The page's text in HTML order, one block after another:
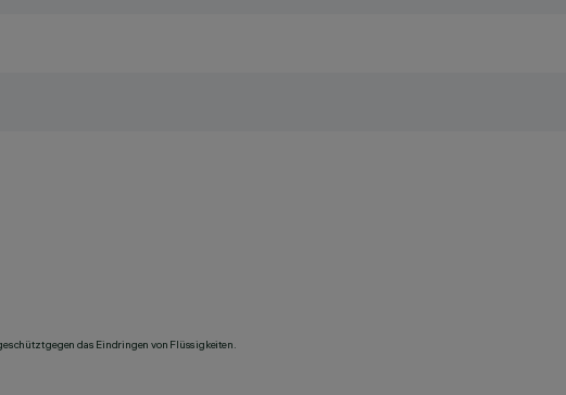
gegen das Eindringen von Flüssigkeiten.